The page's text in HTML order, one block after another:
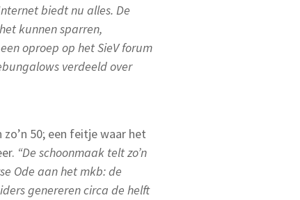
biedt nu alles. De
kunnen sparren,
oproep op het SieV forum
verdeeld over
50; een feitje waar het
“De schoonmaak telt zo’n
Ode aan het mkb: de
genereren circa de helft